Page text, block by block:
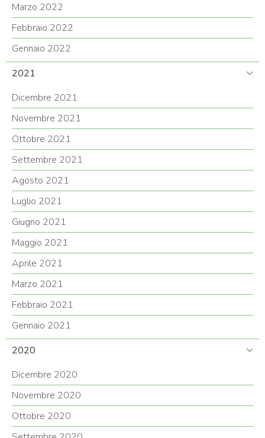
Marzo 2022
Febbraio 2022
Gennaio 2022
2021
Dicembre 2021
Novembre 2021
Ottobre 2021
Settembre 2021
Agosto 2021
Luglio 2021
Giugno 2021
Maggio 2021
Aprile 2021
Marzo 2021
Febbraio 2021
Gennaio 2021
2020
Dicembre 2020
Novembre 2020
Ottobre 2020